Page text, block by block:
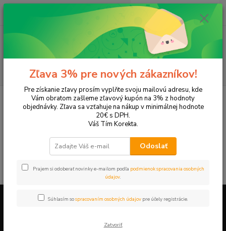
Hľadať
ks
za 0,00 EUR
Tonery a náplne do tlačiarní LEXMARK Z35
V tejto kategórii nebol nájdený žiadny tovar.
Zľava 3% pre nových zákazníkov!
Pre získanie zľavy prosím vyplňte svoju mailovú adresu, kde
Vám obratom zašleme zľavový kupón na 3% z hodnoty
objednávky. Zľava sa vzťahuje na nákup v minimálnej hodnote
20€ s DPH.
Váš Tím Korekta.
Odoslať
Prajem si odoberať novinky e-mailom podľa podmienok spracovania osobných
údajov.
Súhlasím sospracovaním osobných údajov pre účely registrácie.
Zatvoriť